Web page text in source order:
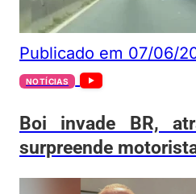
Publicado em 07/06/
NOTÍCIAS
Boi invade BR,
surpreende